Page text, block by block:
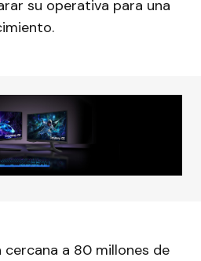
su operativa para una
a 80 millones de